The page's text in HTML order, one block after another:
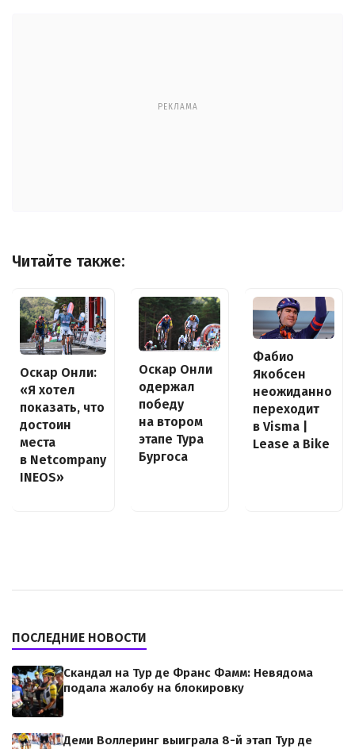
РЕКЛАМА
Читайте также:
Оскар Онли:
«Я хотел
показать, что
достоин
места
в Netcompany
INEOS»
Оскар Онли
одержал
победу
на втором
этапе Тура
Бургоса
Фабио
Якобсен
неожиданно
переходит
в Visma |
Lease a Bike
ПОСЛЕДНИЕ НОВОСТИ
Скандал на Тур де Франс Фамм: Невядома
подала жалобу на блокировку
Деми Воллеринг выиграла 8-й этап Тур де